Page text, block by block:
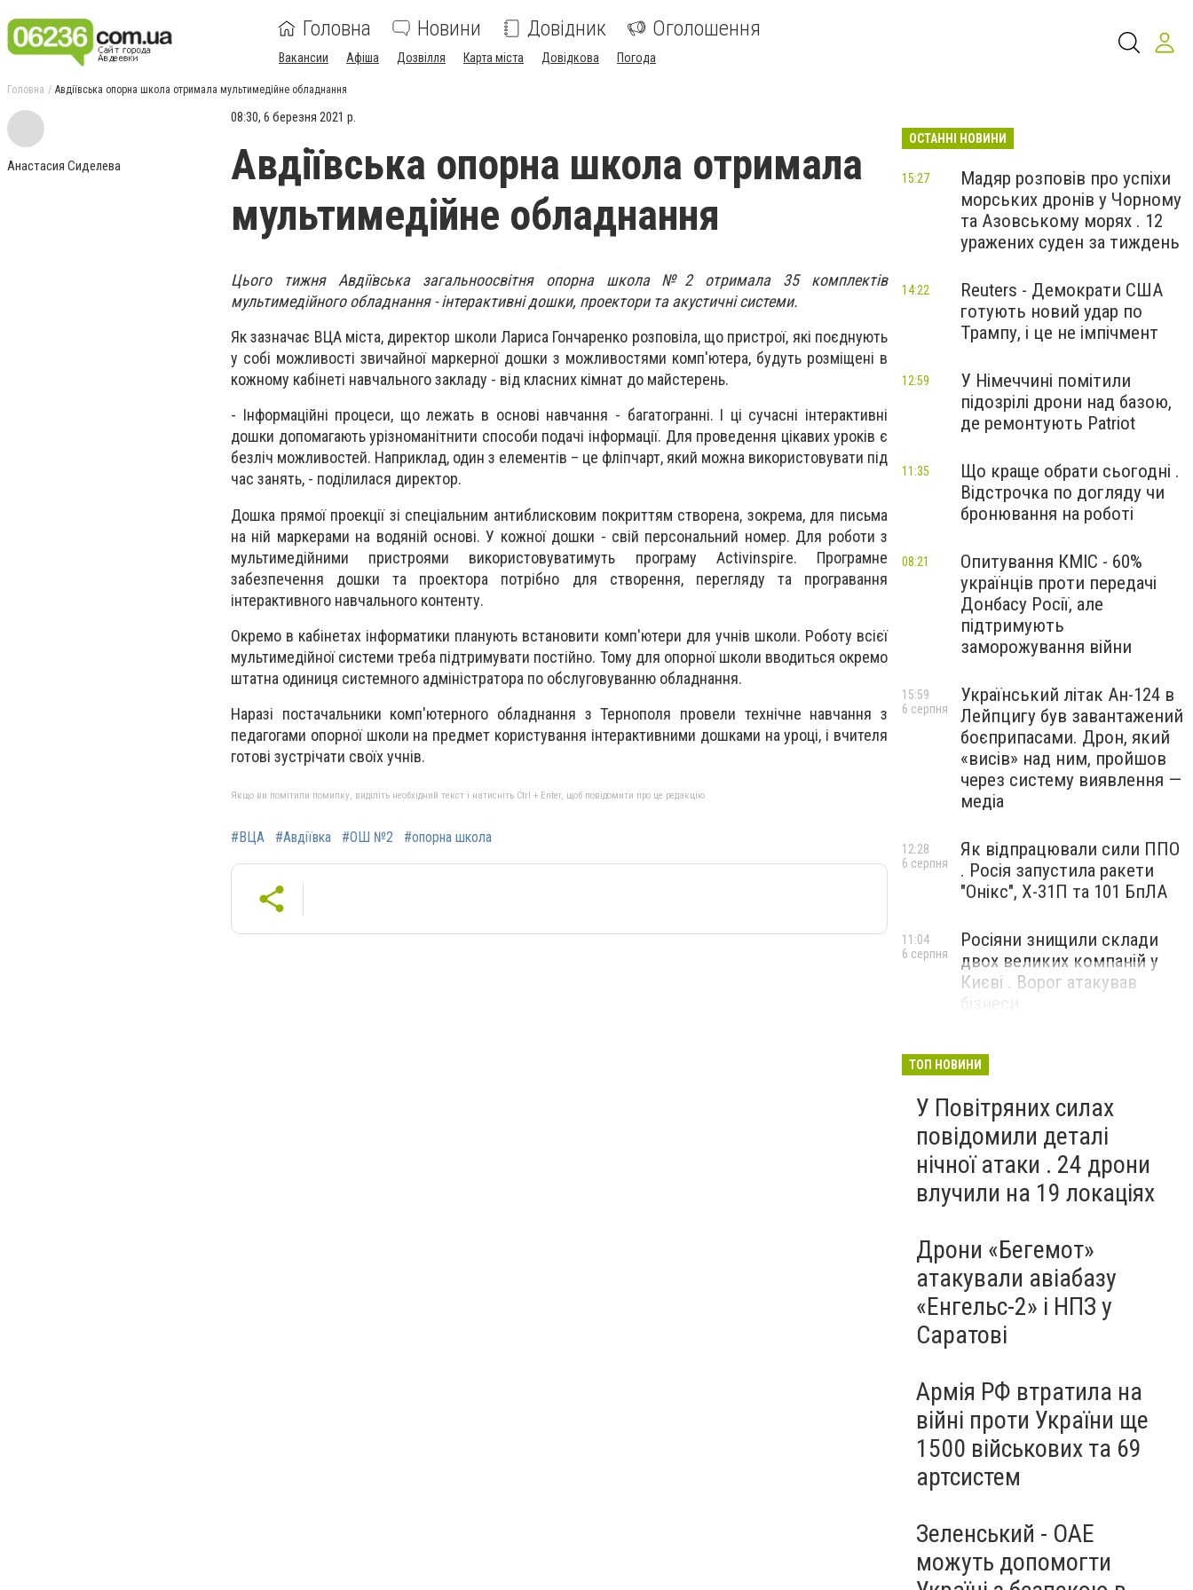
Головна Новини Довідник Оголошення
Вакансии Афіша Дозвілля Карта міста Довідкова Погода
Головна Авдіївська опорна школа отримала мультимедійне обладнання
Анастасия Сиделева
08:30, 6 березня 2021 р.
Авдіївська опорна школа отримала
мультимедійне обладнання
Цього тижня Авдіївська загальноосвітня опорна школа №2 отримала 35 комплектів
мультимедiйного обладнання - iнтерактивні дошки, проектори та акустичні системи.
Як зазначає ВЦА міста, директор школи Лариса Гончаренко розповіла, що пристрої, які поєднують
у собі можливості звичайної маркерної дошки з можливостями комп'ютера, будуть розміщені в
кожному кабінеті навчального закладу - від класних кімнат до майстерень.
- Інформаційні процеси, що лежать в основі навчання - багатогранні. І ці сучасні інтерактивні
дошки допомагають урізноманітнити способи подачі інформації. Для проведення цікавих уроків є
безліч можливостей. Наприклад, один з елементів – це фліпчарт, який можна використовувати під
час занять, - поділилася директор.
Дошка прямоï проекцiï зi спецiальним антиблисковим покриттям створена, зокрема, для письма
на нiй маркерами на водяній основі. У кожноï дошки - свiй персональний номер. Для роботи з
мультимедійними пристроями використовуватимуть програму Activinspire. Програмне
забезпечення дошки та проектора потрібно для створення, перегляду та програвання
інтерактивного навчального контенту.
Окремо в кабiнетах iнформатики планують встановити комп'ютери для учнів школи. Роботу всiєï
мультимедiйноï системи треба пiдтримувати постійно. Тому для опорноï школи вводиться окремо
штатна одиниця системного адмiнiстратора по обслуговуванню обладнання.
Наразі постачальники комп'ютерного обладнання з Тернополя провели технічне навчання з
педагогами опорної школи на предмет користування iнтерактивними дошками на уроцi, і вчителя
готові зустрічати своїх учнів.
Якщо ви помітили помилку, виділіть необхідний текст і натисніть Ctrl + Enter, щоб повідомити про це редакцію
#ВЦА #Авдіївка #ОШ №2 #опорна школа
ОСТАННІ НОВИНИ
Мадяр розповів про успіхи
морських дронів у Чорному
та Азовському морях . 12
уражених суден за тиждень
15:27
Reuters - Демократи США
готують новий удар по
Трампу, і це не імпічмент
14:22
У Німеччині помітили
підозрілі дрони над базою,
де ремонтують Patriot
12:59
Що краще обрати сьогодні .
Відстрочка по догляду чи
бронювання на роботі
11:35
Опитування КМІС - 60%
українців проти передачі
Донбасу Росії, але
підтримують
заморожування війни
08:21
Український літак Ан-124 в
Лейпцигу був завантажений
боєприпасами. Дрон, який
«висів» над ним, пройшов
через систему виявлення —
медіа
15:59
6 серпня
Як відпрацювали сили ППО
. Росія запустила ракети
"Онікс", Х-31П та 101 БпЛА
12:28
6 серпня
Росіяни знищили склади
двох великих компаній у
Києві . Ворог атакував
бізнеси
11:04
6 серпня
ТОП НОВИНИ
У Повітряних силах
повідомили деталі
нічної атаки . 24 дрони
влучили на 19 локаціях
Дрони «Бегемот»
атакували авіабазу
«Енгельс-2» і НПЗ у
Саратові
Армія РФ втратила на
війні проти України ще
1500 військових та 69
артсистем
Зеленський - ОАЕ
можуть допомогти